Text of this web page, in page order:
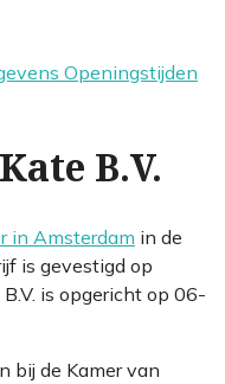
Openingstijden
B.V.
in Amsterdam in de
is gevestigd op
is opgericht op 06-
bij de Kamer van